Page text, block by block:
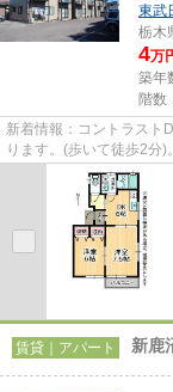
東武
栃木
4万
築年
階数
新着情報：コントラスト
ります。(歩いて徒歩2分
ルな作りの物件です。気
賃貸｜アパート 新鹿